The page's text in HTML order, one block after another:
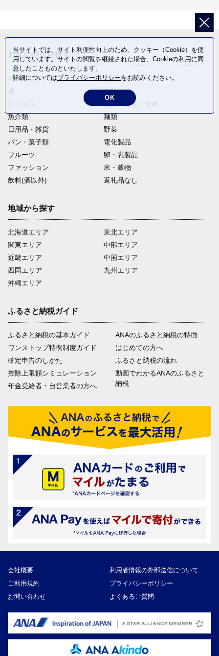
お礼の品から探す
ANAオリジナル
定期便
肉類
旅行・宿泊・体験
魚介類
麺類
日用品・雑貨
野菜
パン・菓子類
電化製品
フルーツ
卵・乳製品
ファッション
米・穀物
飲料(酒以外)
返礼品なし
地域から探す
北海道エリア
関東エリア
近畿エリア
四国エリア
沖縄エリア
東北エリア
中部エリア
中国エリア
九州エリア
ふるさと納税ガイド
ふるさと納税の基本ガイド
ワンストップ特例制度ガイド
確定申告のしかた
控除上限額シミュレーション
年金受給者・自営業者の方へ
ANAのふるさと納税の特徴
はじめての方へ
ふるさと納税の流れ
動画でわかるANAのふるさと
納税
会社概要
利用者情報の外部送信について
ご利用規約
プライバシーポリシー
お問い合わせ
よくあるご質問
当サイトでは、サイト利便性向上のため、クッキー（Cookie）を使
用しています。サイトの閲覧を継続された場合、Cookieの利用に同
意したことものといたします。
詳細についてはプライバシーポリシーをお読みください。
OK